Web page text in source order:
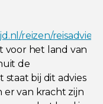
reizen/
voor het land van
de
staat bij dit advies
van kracht zijn